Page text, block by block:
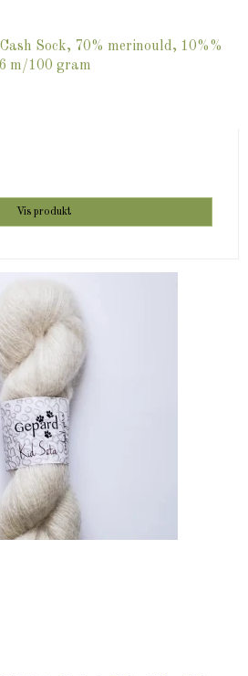
Sock, 70% merinould, 10%%
m/100 gram
Vis produkt